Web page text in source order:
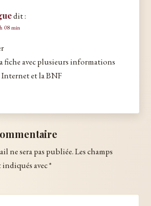
dit :
08 min
fiche avec plusieurs informations
Internet et la BNF
ne sera pas publiée.Les champs
avec*